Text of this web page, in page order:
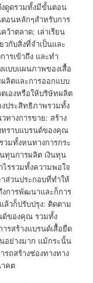
ดูดรวมทั้งมีขั้นตอน
อนหลักๆสำหรับการ
าตลาด: เล่าเรียน
กับสิ่งที่จำเป็นและ
รเข้าถึง และทำ
แบบแผนภาพของเสื้อ
ลิตและการออกแบบ
เองหรือให้บริษัทผลิต
ประสิทธิภาพรวมทั้ง
ทางการขาย: สร้าง
ทราบแบรนด์ของคุณ
วมทั้งหนทางการกระ
นการผลิต เงินทุน
รรวมทั้งความพอใจ
ส่วนประกอบที่ทำให้
การพัฒนาและก็การ
วก็ปรับปรุง: ติดตาม
ด์ของคุณ รวมทั้ง
รสร้างแบรนด์เสื้อยืด
อย่างมาก แม้กระนั้น
ถสร้างช่องทางทาง
คต